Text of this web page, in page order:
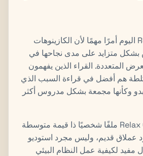
تعتبر Relax Gaming اليوم أمرًا مهمًا لأن الكازينوهات
بشكل متزايد على مدى نجاحها في
المتعددة. القراء الذين يفهمون
هم أفضل في قراءة السبب الذي
وكأنها مجمعة بشكل مدروس أكثر
وهذا يجعل Relax Gaming ملفًا شخصيًا ذا قيمة متوسطة
قديم، وليس مجرد استوديو
لكيفية عمل النظام البيئي